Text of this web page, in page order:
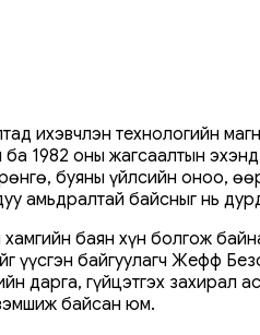
ихэвчлэн технологийн
1982 оны жагсаалтын
буяны үйлсийн оноо,
байсныг нь
баян хүн болгож
байгуулагч Жефф
гүйцэтгэх захирал
байсан юм.